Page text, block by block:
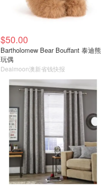
$50.00
Bartholomew Bear Bouffant 泰迪熊
玩偶
Dealmoon澳新省钱快报